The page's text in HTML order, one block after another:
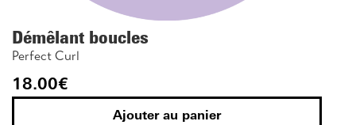
Démêlant boucles
Perfect Curl
18.00€
Ajouter au panier